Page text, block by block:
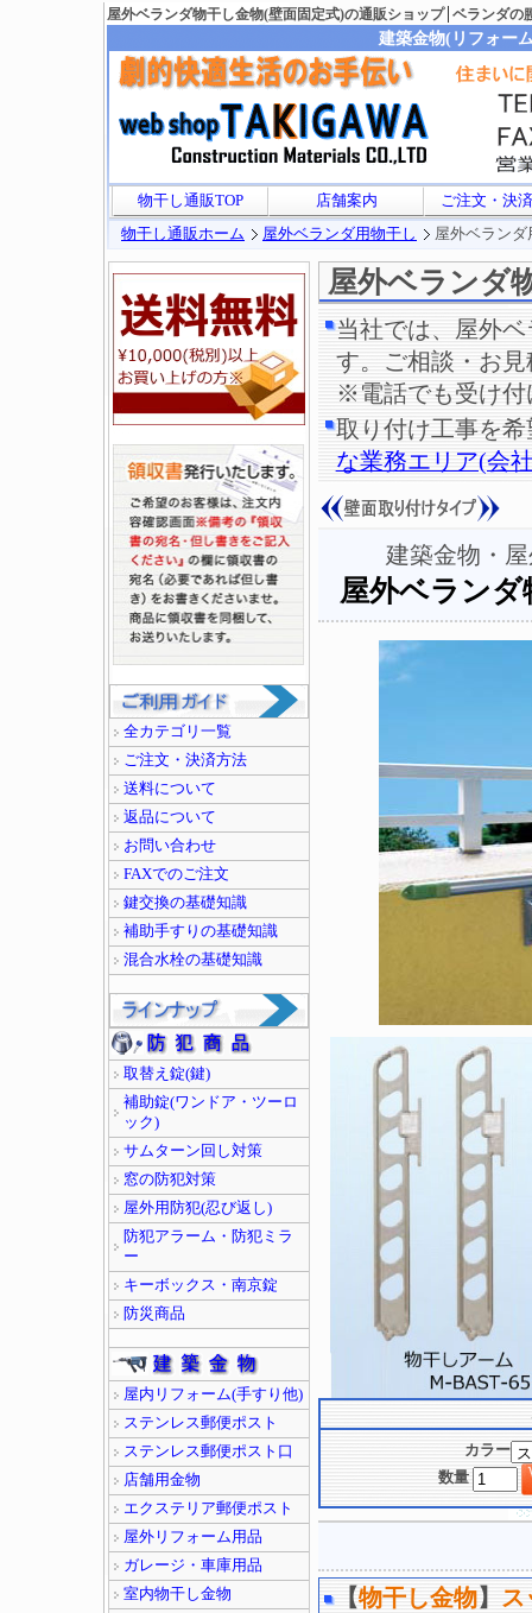
屋外ベランダ物干し金物(壁面固定式)の通販ショップ ベランダの
建築金物(リフォー
物干し通販TOP 店舗案内
ご注文・決
物干し通販ホーム
屋外ベランダ用物干し 屋外ベランダ
屋外ベランダ
当社では、屋外
す。ご相談・お
※電話でも受け付
取り付け工事を
な業務エリア(会
建築金物・
屋外ベランダ
カラー
数量
【物干し金物】
ス
全カテゴリ一覧
ご注文・決済方法
送料について
返品について
お問い合わせ
FAXでのご注文
鍵交換の基礎知識
補助手すりの基礎知識
混合水栓の基礎知識
取替え錠(鍵)
補助錠(ワンドア・ツーロ
ック)
サムターン回し対策
窓の防犯対策
屋外用防犯(忍び返し)
防犯アラーム・防犯ミラ
ー
キーボックス・南京錠
防災商品
屋内リフォーム(手すり他)
ステンレス郵便ポスト
ステンレス郵便ポスト口
店舗用金物
エクステリア郵便ポスト
屋外リフォーム用品
ガレージ・車庫用品
室内物干し金物